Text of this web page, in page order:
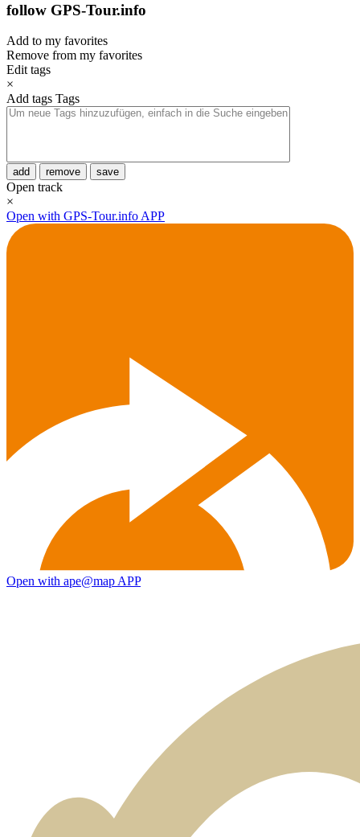
follow GPS-Tour.info
Add to my favorites
Remove from my favorites
Edit tags
×
Add tags Tags
add remove save
Open track
×
Open with GPS-Tour.info APP
Open with ape@map APP